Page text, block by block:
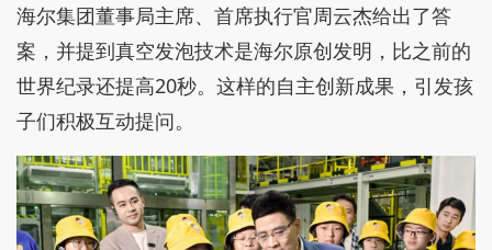
海尔集团董事局主席、首席执行官周云杰给出了答
案，并提到真空发泡技术是海尔原创发明，比之前的
世界纪录还提高20秒。这样的自主创新成果，引发孩
子们积极互动提问。